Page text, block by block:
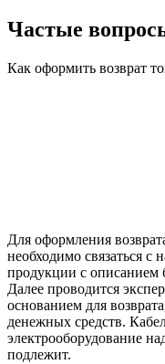
Частые
Как оформить возврат
Для оформления
необходимо связаться
продукции с описанием
Далее проводится
основанием для
денежных средств.
электрооборудование
подлежит.